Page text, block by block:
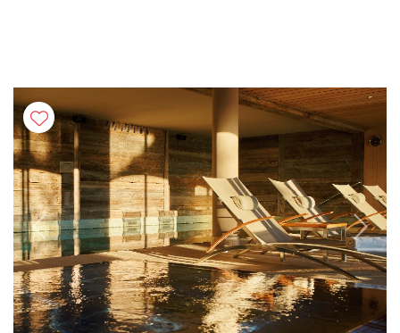
Previous Next